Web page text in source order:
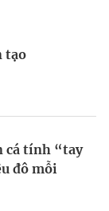
tạo
cá tính “tay
đô mỗi
vọng lật
khỏe
riêng